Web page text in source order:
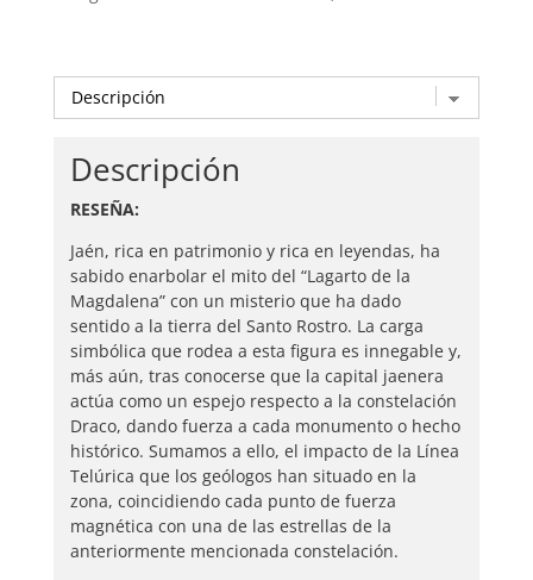
Descripción
RESEÑA:
Jaén, rica en patrimonio y rica en leyendas, ha
sabido enarbolar el mito del “Lagarto de la
Magdalena” con un misterio que ha dado
sentido a la tierra del Santo Rostro. La carga
simbólica que rodea a esta figura es innegable y,
más aún, tras conocerse que la capital jaenera
actúa como un espejo respecto a la constelación
Draco, dando fuerza a cada monumento o hecho
histórico. Sumamos a ello, el impacto de la Línea
Telúrica que los geólogos han situado en la
zona, coincidiendo cada punto de fuerza
magnética con una de las estrellas de la
anteriormente mencionada constelación.